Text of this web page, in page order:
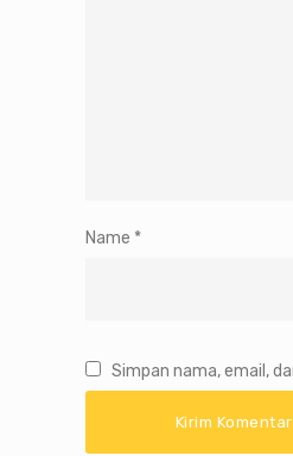
Name *
Simpan nama, email,